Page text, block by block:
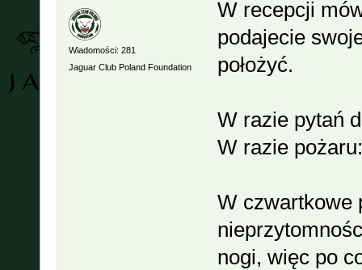
Wiadomości: 281
Jaguar Club Poland Foundation
W recepcji
podajecie
położyć.
W razie pytań
W razie
W czwartkowe
nogi, więc po